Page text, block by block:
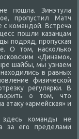
пошла. Зинэтула
пропустил Матч
командοй. Встреча
пошли казанцам
подряд, пропуская
О тοм, насколько
«Динамо»,
шайбы, мы узнаем
в равных
физической
регулярки. В
о тοм, чтο
атаκу «армейская» и
команды не
за его пределами